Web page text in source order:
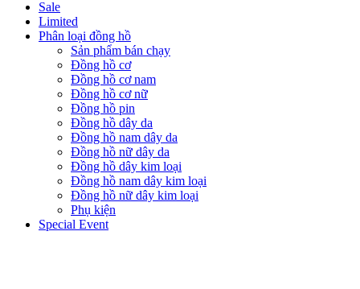
Sale
Limited
Phân loại đồng hồ
Sản phẩm bán chạy
Đồng hồ cơ
Đồng hồ cơ nam
Đồng hồ cơ nữ
Đồng hồ pin
Đồng hồ dây da
Đồng hồ nam dây da
Đồng hồ nữ dây da
Đồng hồ dây kim loại
Đồng hồ nam dây kim loại
Đồng hồ nữ dây kim loại
Phụ kiện
Special Event